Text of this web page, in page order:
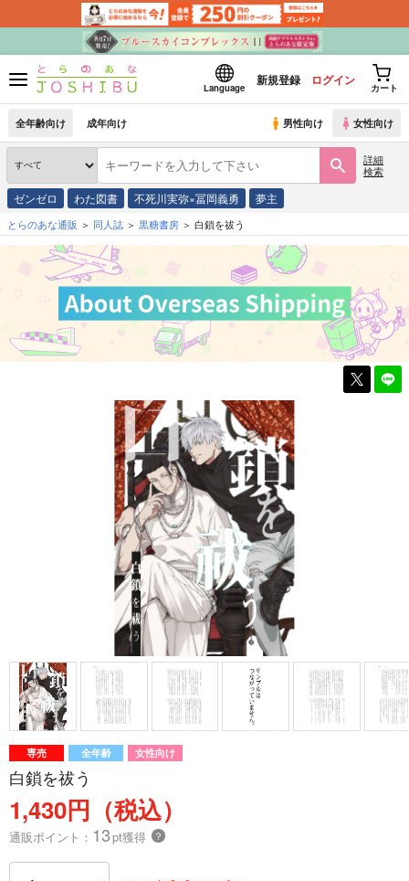
Language
新規登録 ログイン
カート
全年齢向け 成年向け 男性向け 女性向け
詳細
検索
ゼンゼロ わた図書 不死川実弥×冨岡義勇 夢主
とらのあな通販 同人誌 黒糖書房 白鎖を祓う
専売 全年齢 女性向け
白鎖を祓う
1,430円（税込）
通販ポイント： 13pt獲得 ？